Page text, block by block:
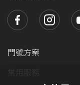
門號方案